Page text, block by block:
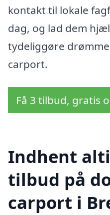
kontakt til lokale
dag, og lad dem
tydeliggøre
carport.
Få 3 tilbud, gratis
Indhent
tilbud på
carport i